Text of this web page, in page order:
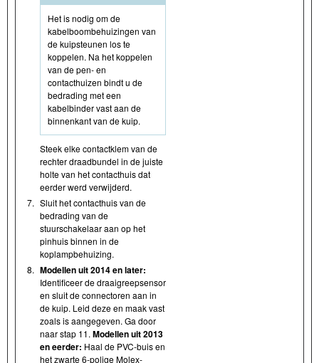
Het is nodig om de
kabelboombehuizingen van
de kuipsteunen los te
koppelen. Na het koppelen
van de pen- en
contacthuizen bindt u de
bedrading met een
kabelbinder vast aan de
binnenkant van de kuip.
Steek elke contactklem van de
rechter draadbundel in de juiste
holte van het contacthuis dat
eerder werd verwijderd.
7. Sluit het contacthuis van de
bedrading van de
stuurschakelaar aan op het
pinhuis binnen in de
koplampbehuizing.
8. Modellen uit 2014 en later:
Identificeer de draaigreepsensor
en sluit de connectoren aan in
de kuip. Leid deze en maak vast
zoals is aangegeven. Ga door
naar stap 11. Modellen uit 2013
en eerder: Haal de PVC-buis en
het zwarte 6-polige Molex-